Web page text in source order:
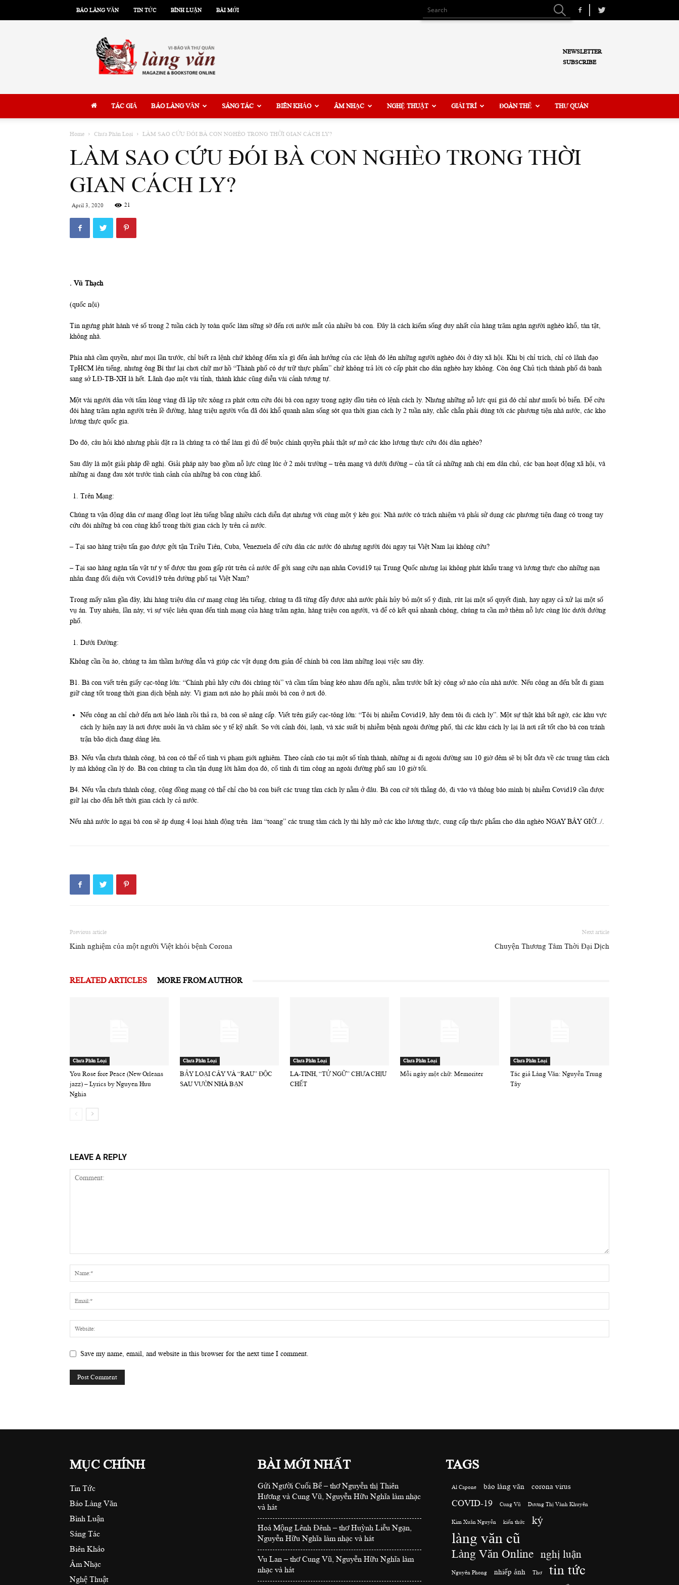
BÁO LÀNG VĂN TIN TỨC BÌNH LUẬN BÀI MỚI
Văn
NEWSLETTER
SUBSCRIBE
TÁC GIẢ BÁO LÀNG VĂN SÁNG TÁC BIÊN KHẢO ÂM NHẠC NGHỆ THUẬT GIẢI TRÍ ĐOÀN THỂ THƯ QUÁN
Home Chưa Phân Loại LÀM SAO CỨU ĐÓI BÀ CON NGHÈO TRONG THỜI GIAN CÁCH LY?
LÀM SAO CỨU ĐÓI BÀ CON NGHÈO TRONG THỜI
GIAN CÁCH LY?
April 3, 2020 21
. Vũ Thạch
(quốc nội)
Tin ngưng phát hành vé số trong 2 tuần cách ly toàn quốc làm sững sờ đến rơi nước mắt của nhiều bà con. Đây là cách kiếm sống duy nhất của hàng trăm ngàn người nghèo khổ, tàn tật,
không nhà.
Phía nhà cầm quyền, như mọi lần trước, chỉ biết ra lệnh chứ không đếm xỉa gì đến ảnh hưởng của các lệnh đó lên những người nghèo đói ở đáy xã hội. Khi bị chỉ trích, chỉ có lãnh đạo
TpHCM lên tiếng, nhưng ông Bí thư lại chơi chữ mơ hồ “Thành phố có dự trữ thực phẩm” chứ không trả lời có cấp phát cho dân nghèo hay không. Còn ông Chủ tịch thành phố đá banh
sang sở LĐ-TB-XH là hết. Lãnh đạo một vài tỉnh, thành khác cũng diễn vài cảnh tương tự.
Một vài người dân với tấm lòng vàng đã lập tức xông ra phát cơm cứu đói bà con ngay trong ngày đầu tiên có lệnh cách ly. Nhưng những nỗ lực quí giá đó chỉ như muối bỏ biển. Để cứu
đói hàng trăm ngàn người trên lề đường, hàng triệu người vốn đã đói khổ quanh năm sống sót qua thời gian cách ly 2 tuần này, chắc chắn phải dùng tới các phương tiện nhà nước, các kho
lương thực quốc gia.
Do đó, câu hỏi khó nhưng phải đặt ra là chúng ta có thể làm gì đủ để buộc chính quyền phải thật sự mở các kho lương thực cứu đói dân nghèo?
Sau đây là một giải pháp đề nghị. Giải pháp này bao gồm nỗ lực cùng lúc ở 2 môi trường – trên mạng và dưới đường – của tất cả những anh chị em dân chủ, các bạn hoạt động xã hội, và
những ai đang đau xót trước tình cảnh của những bà con cùng khổ.
Trên Mạng:
Chúng ta vận động dân cư mạng đồng loạt lên tiếng bằng nhiều cách diễn đạt nhưng với cùng một ý kêu gọi: Nhà nước có trách nhiệm và phải sử dụng các phương tiện đang có trong tay
cứu đói những bà con cùng khổ trong thời gian cách ly trên cả nước.
– Tại sao hàng triệu tấn gạo được gởi tận Triều Tiên, Cuba, Venezuela để cứu dân các nước đó nhưng người đói ngay tại Việt Nam lại không cứu?
– Tại sao hàng ngàn tấn vật tư y tế được thu gom gấp rút trên cả nước để gởi sang cứu nạn nhân Covid19 tại Trung Quốc nhưng lại không phát khẩu trang và lương thực cho những nạn
nhân đang đối diện với Covid19 trên đường phố tại Việt Nam?
Trong mấy năm gần đây, khi hàng triệu dân cư mạng cùng lên tiếng, chúng ta đã từng đẩy được nhà nước phải hủy bỏ một số ý định, rút lại một số quyết định, hay ngay cả xử lại một số
vụ án. Tuy nhiên, lần này, vì sự việc liên quan đến tính mạng của hàng trăm ngàn, hàng triệu con người, và để có kết quả nhanh chóng, chúng ta cần mở thêm nỗ lực cùng lúc dưới đường
phố.
Dưới Đường:
Không cần ồn ào, chúng ta âm thầm hướng dẫn và giúp các vật dụng đơn giản để chính bà con làm những loại việc sau đây.
B1. Bà con viết trên giấy cạc-tông lớn: “Chính phủ hãy cứu đói chúng tôi” và cầm tấm bảng kéo nhau đến ngồi, nằm trước bất kỳ công sở nào của nhà nước. Nếu công an đến bắt đi giam
giữ càng tốt trong thời gian dịch bệnh này. Vì giam nơi nào họ phải nuôi bà con ở nơi đó.
Nếu công an chỉ chở đến nơi hẻo lánh rồi thả ra, bà con sẽ nâng cấp. Viết trên giấy cạc-tông lớn: “Tôi bị nhiễm Covid19, hãy đem tôi đi cách ly”. Một sự thật khá bất ngờ, các khu vực
cách ly hiện nay là nơi được nuôi ăn và chăm sóc y tế kỹ nhất. So với cảnh đói, lạnh, và xác suất bị nhiễm bệnh ngoài đường phố, thì các khu cách ly lại là nơi rất tốt cho bà con tránh
trận bão dịch đang dâng lên.
B3. Nếu vẫn chưa thành công, bà con có thể cố tình vi phạm giới nghiêm. Theo cảnh cáo tại một số tỉnh thành, những ai đi ngoài đường sau 10 giờ đêm sẽ bị bắt đưa về các trung tâm cách
ly mà không cần lý do. Bà con chúng ta cần tận dụng lời hăm dọa đó, cố tình đi tìm công an ngoài đường phố sau 10 giờ tối.
B4. Nếu vẫn chưa thành công, cộng đồng mạng có thể chỉ cho bà con biết các trung tâm cách ly nằm ở đâu. Bà con cứ tới thẳng đó, đi vào và thông báo mình bị nhiễm Covid19 cần được
giữ lại cho đến hết thời gian cách ly cả nước.
Nếu nhà nước lo ngại bà con sẽ áp dụng 4 loại hành động trên làm “toang” các trung tâm cách ly thì hãy mở các kho lương thực, cung cấp thực phẩm cho dân nghèo NGAY BÂY GIỜ../.
Previous article
Kinh nghiệm của một người Việt khỏi bệnh Corona
Next article
Chuyện Thương Tâm Thời Đại Dịch
RELATED ARTICLES MORE FROM AUTHOR
Chưa Phân Loại
You Rose fore Peace (New Orleans
jazz) – Lyrics by Nguyen Huu
Nghia
Chưa Phân Loại
BẢY LOẠI CÂY VÀ “RAU” ĐỘC
SAU VƯỜN NHÀ BẠN
Chưa Phân Loại
LA-TINH, “TỬ NGỮ” CHƯA CHỊU
CHẾT
Chưa Phân Loại
Mỗi ngày một chữ: Memoriter
Chưa Phân Loại
Tác giả Làng Văn: Nguyễn Trung
Tây
LEAVE A REPLY
Save my name, email, and website in this browser for the next time I comment.
MỤC CHÍNH
Tin Tức
Báo Làng Văn
Bình Luận
Sáng Tác
Biên Khảo
Âm Nhạc
Nghệ Thuật
BÀI MỚI NHẤT
Gửi Người Cuối Bể – thơ Nguyễn thị Thiên
Hương và Cung Vũ, Nguyễn Hữu Nghĩa làm nhạc
và hát
Hoá Mộng Lênh Đênh – thơ Huỳnh Liễu Ngạn,
Nguyễn Hữu Nghĩa làm nhạc và hát
Vu Lan – thơ Cung Vũ, Nguyễn Hữu Nghĩa làm
nhạc và hát
TAGS
Al Capone báo làng văn corona virus
COVID-19 Cung Vũ Dương Thị Vành Khuyên
Kim Xuân Nguyễn kiến thức ký
làng văn cũ
Làng Văn Online nghị luận
Nguyên Phong nhiếp ảnh Thơ tin tức